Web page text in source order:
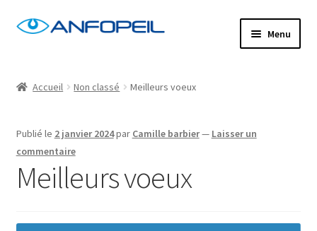
Aller
navigation
Aller
Menu
Centres de formation
Commande
Confirm Subscription
Accueil Non classé Meilleurs voeux
Publié le 2 janvier 2024par Camille barbier— Laisser un
commentaire
Meilleurs voeux